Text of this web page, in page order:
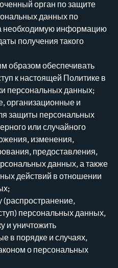
орган по защите
данных по
необходимую информацию
получения такого
образом обеспечивать
к настоящей Политике в
персональных данных;
организационные и
защиты персональных
или случайного
изменения,
предоставления,
данных, а также
действий в отношении
(распространение,
персональных данных,
и уничтожить
в порядке и случаях,
о персональных